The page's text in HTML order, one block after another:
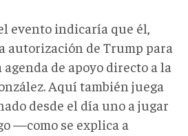
evento indicaría que él,
autorización de Trump para
de apoyo directo a la
Aquí también juega
desde el día uno a jugar
—como se explica a